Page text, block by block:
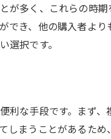
で成功する陶器浴槽購
が多く、これらの時
き、他の購入者よ
選択です。
な手段です。まず
まうことがあるた